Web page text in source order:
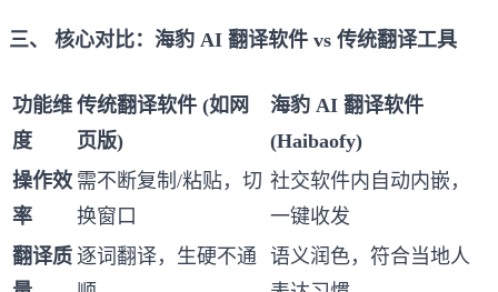
三、 核心对比：海豹 AI 翻译软件 vs 传统翻译工具
功能维
度
传统翻译软件 (如网
页版)
海豹 AI 翻译软件
(Haibaofy)
操作效
率
需不断复制/粘贴，切
换窗口
社交软件内自动内嵌，
一键收发
翻译质 逐词翻译，生硬不通
语义润色，符合当地人